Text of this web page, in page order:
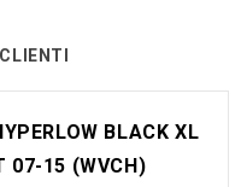
BLACK XL
07-15 (WVCH)